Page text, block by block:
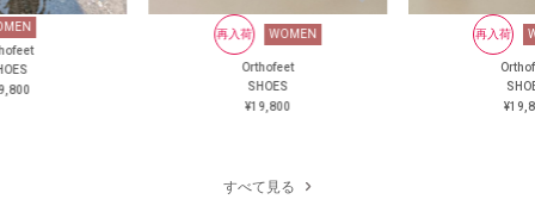
再入荷 WOMEN
Orthofeet
SHOES
¥19,800
再入荷
すべて見る